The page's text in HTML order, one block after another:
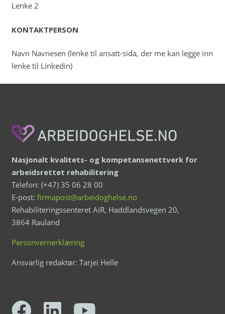
Lenke 2
KONTAKTPERSON
Navn Navnesen (lenke til ansatt-sida, der me kan legge inn
lenke til Linkedin)
Nasjonalt kvalitets- og kompetansenettverk for
arbeidsrettet rehabilitering
Telefon: (+47) 35 06 28 00
E-post: firmapost@arbeidoghelse.no
Rehabiliteringssenteret AiR, Haddlandsvegen 20,
3864 Rauland
Personvernerklæring
Ansvarlig redaktør: Tarjei Helle